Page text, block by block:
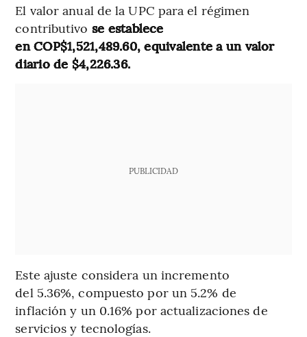
El valor anual de la UPC para el régimen
contributivo se establece
en COP$1,521,489.60, equivalente a un valor
diario de $4,226.36.
PUBLICIDAD
Este ajuste considera un incremento
del 5.36%, compuesto por un 5.2% de
inflación y un 0.16% por actualizaciones de
servicios y tecnologías.